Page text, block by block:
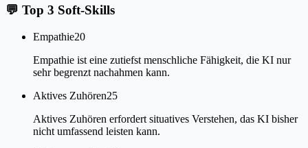
💬 Top 3 Soft-Skills
Empathie20
Empathie ist eine zutiefst menschliche Fähigkeit, die KI nur
sehr begrenzt nachahmen kann.
Aktives Zuhören25
Aktives Zuhören erfordert situatives Verstehen, das KI bisher
nicht umfassend leisten kann.